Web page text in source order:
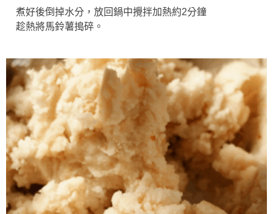
煮好後倒掉水分，放回鍋中攪拌加熱約2分鐘
趁熱將馬鈴薯搗碎。